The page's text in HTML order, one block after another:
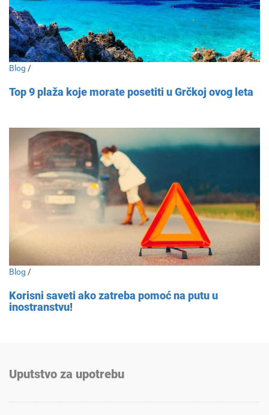
Blog /
Top 9 plaža koje morate posetiti u Grčkoj ovog leta
Blog /
Korisni saveti ako zatreba pomoć na putu u
inostranstvu!
Uputstvo za upotrebu